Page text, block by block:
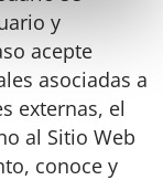
y
acepte
asociadas a
externas, el
al Sitio Web
conoce y